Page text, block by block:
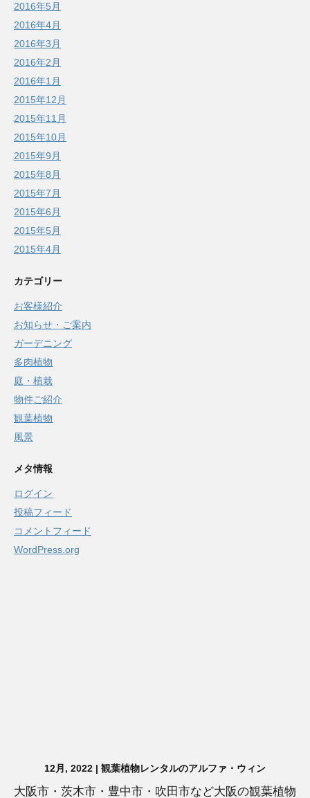
2016年5月
2016年4月
2016年3月
2016年2月
2016年1月
2015年12月
2015年11月
2015年10月
2015年9月
2015年8月
2015年7月
2015年6月
2015年5月
2015年4月
カテゴリー
お客様紹介
お知らせ・ご案内
ガーデニング
多肉植物
庭・植栽
物件ご紹介
観葉植物
風景
メタ情報
ログイン
投稿フィード
コメントフィード
WordPress.org
12月, 2022 | 観葉植物レンタルのアルファ・ウィン
大阪市・茨木市・豊中市・吹田市など大阪の観葉植物